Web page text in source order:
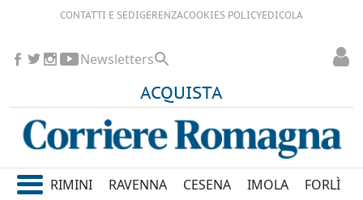
CONTATTI E SEDIGERENZACOOKIES POLICYEDICOLA
ACQUISTA
Newsletters
RIMINI RAVENNA CESENA IMOLA FORLÌ